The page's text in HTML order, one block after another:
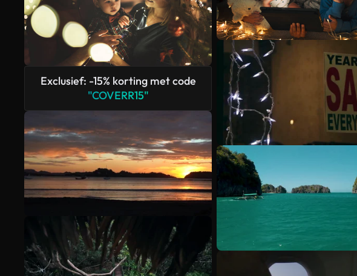
Exclusief: -15% korting met code
"COVERR15"